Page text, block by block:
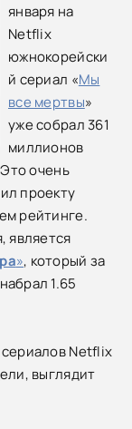
января на
Netflix
южнокорейски
й сериал «Мы
все мертвы»
уже собрал 361
миллионов
очень
проекту
рейтинге.
является
», который за
1.65
Netflix
выглядит